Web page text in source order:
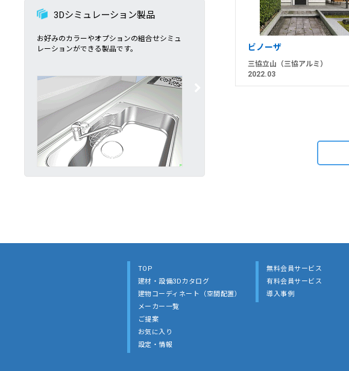
3Dシミュレーション製品
お好みのカラーやオプションの組合せシミュ
レーションができる製品です。
ビノーザ
三協立山（三協アルミ）
2022.03
TOP
建材・設備3Dカタログ
建物コーディネート（空間配置）
メーカー一覧
ご提案
お気に入り
設定・情報
無料会員サービス
有料会員サービス
導入事例